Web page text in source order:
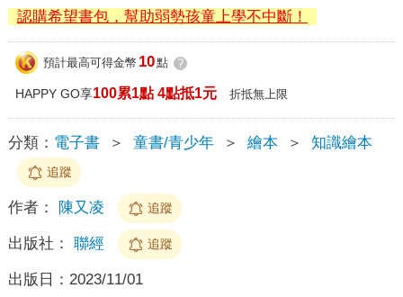
認購希望書包，幫助弱勢孩童上學不中斷！
預計最高可得金幣 10點 ?
HAPPY GO享100累1點 4點抵1元 折抵無上限
分類： 電子書 ＞ 童書/青少年 ＞ 繪本 ＞ 知識繪本
追蹤
作者： 陳又凌 追蹤
出版社： 聯經 追蹤
出版日： 2023/11/01